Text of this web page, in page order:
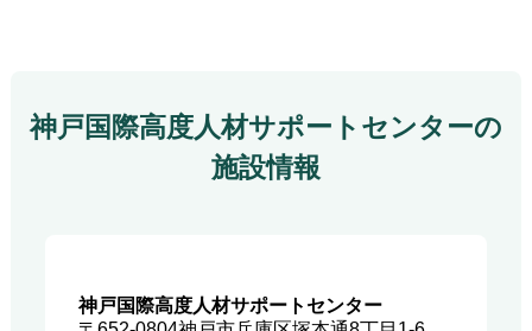
神戸国際高度人材サポートセンターの
施設情報
神戸国際高度人材サポートセンター